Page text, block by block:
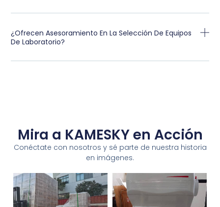
¿Ofrecen Asesoramiento En La Selección De Equipos
De Laboratorio?
Mira a KAMESKY en Acción
Conéctate con nosotros y sé parte de nuestra historia
en imágenes.